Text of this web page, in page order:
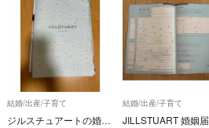
結婚/出産/子育て
ジルスチュアートの婚姻届
結婚/出産/子育て
JILLSTUART 婚姻届